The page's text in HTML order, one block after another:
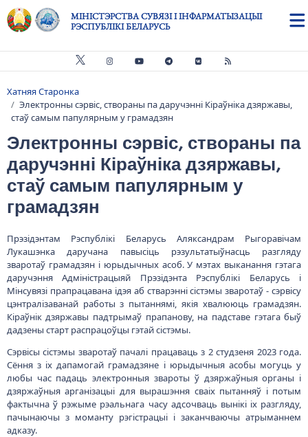
Skip to main content
МІНІСТЭРСТВА СУВЯЗІ І ІНФАРМАТЫЗАЦЫІ
РЭСПУБЛІКІ БЕЛАРУСЬ
Breadcrumb
Хатняя Старонка
Электронны сэрвіс, створаны па даручэнні Кіраўніка дзяржавы,
стаў самым папулярным у грамадзян
Электронны сэрвіс, створаны па
даручэнні Кіраўніка дзяржавы,
стаў самым папулярным у
грамадзян
Прэзідэнтам Рэспублікі Беларусь Аляксандрам Рыгоравічам
Лукашэнка даручана павысіць рэзультатыўнасць разгляду
зваротаў грамадзян і юрыдычных асоб. У мэтах выканання гэтага
даручэння Адміністрацыяй Прэзідэнта Рэспублікі Беларусь і
Мінсувязі прапрацавана ідэя аб стварэнні сістэмы зваротаў - сэрвісу
цэнтралізаванай работы з пытаннямі, якія хвалююць грамадзян.
Кіраўнік дзяржавы падтрымаў прапанову, на падставе гэтага быў
дадзены старт распрацоўцы гэтай сістэмы.
Сэрвісы сістэмы зваротаў пачалі працаваць з 2 студзеня 2023 года.
Сёння з іх дапамогай грамадзяне і юрыдычныя асобы могуць у
любы час падаць электронныя звароты ў дзяржаўныя органы і
дзяржаўныя арганізацыі для вырашэння сваіх пытанняў і потым
фактычна ў рэжыме рэальнага часу адсочваць вынікі іх разгляду,
пачынаючы з моманту рэгістрацыі і заканчваючы атрыманнем
адказу.